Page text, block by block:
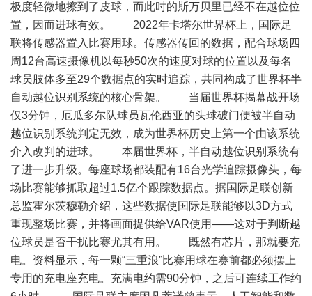
极度轻微地擦到了皮球，而此时的斯万贝里已经不在越位位
置，因而进球有效。 2022年卡塔尔世界杯上，国际足
联将传感器置入比赛用球。传感器传回的数据，配合球场四
周12台高速摄像机以每秒50次的速度对球的位置以及每名
球员肢体多至29个数据点的实时追踪，共同构成了世界杯半
自动越位识别系统的核心骨架。 当届世界杯揭幕战开场
仅3分钟，厄瓜多尔队球员瓦伦西亚的头球破门便被半自动
越位识别系统判定无效，成为世界杯历史上第一个由该系统
介入改判的进球。 本届世界杯，半自动越位识别系统有
了进一步升级。每座球场都装配有16台光学追踪摄像头，每
场比赛能够抓取超过1.5亿个跟踪数据点。据国际足联创新
总监霍尔茨穆勒介绍，这些数据使国际足联能够以3D方式
重现整场比赛，并将画面提供给VAR使用——这对于判断越
位球员是否干扰比赛尤其有用。 既然有芯片，那就要充
电。资料显示，每一颗“三重浪”比赛用球在赛前都必须摆上
专用的充电座充电。充满电约需90分钟，之后可连续工作约